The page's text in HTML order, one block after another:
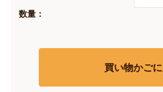
数量：
買い物かご